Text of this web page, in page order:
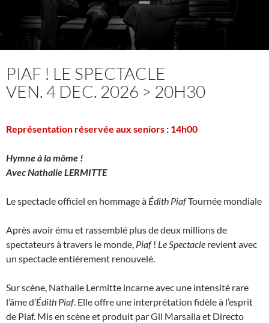
PIAF ! LE SPECTACLE
VEN. 4 DEC. 2026 > 20H30
Représentation réservée aux seniors : 14h00
Hymne à la môme !
Avec Nathalie LERMITTE
Le spectacle officiel en hommage à Édith PiafTournée mondiale
Après avoir ému et rassemblé plus de deux millions de
spectateurs à travers le monde, Piaf! Le Spectacle revient avec
un spectacle entièrement renouvelé.
Sur scène, Nathalie Lermitte incarne avec une intensité rare
l’âme d’Édith Piaf. Elle offre une interprétation fidèle à l’esprit
de Piaf. Mis en scène et produit par Gil Marsalla et Directo